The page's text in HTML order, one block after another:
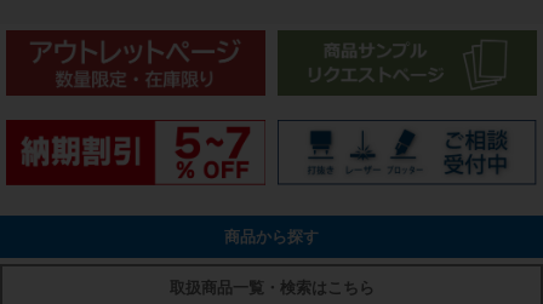
商品から探す
取扱商品一覧・検索はこちら